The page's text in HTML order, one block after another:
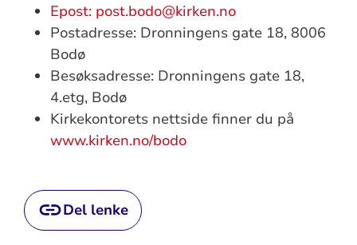
Epost: post.bodo@kirken.no
Postadresse: Dronningens gate 18, 8006
Bodø
Besøksadresse: Dronningens gate 18,
4.etg, Bodø
Kirkekontorets nettside finner du på
www.kirken.no/bodo
Del lenke